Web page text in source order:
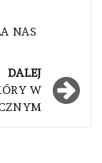
NAS
DALEJ
W